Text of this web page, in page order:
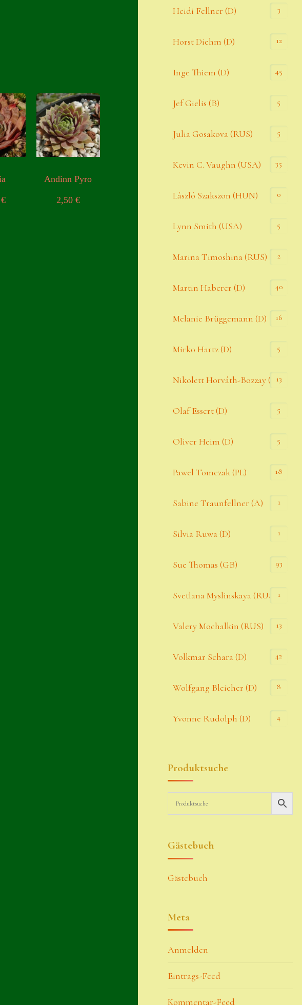
Widerrufsbelehrung
Zahlung
Zahlungs- & Versandinfos
Zubehör
€
Andinn Pyro
2,50 €
Heidi Fellner (D) 3
Horst Diehm (D) 12
Inge Thiem (D) 45
Jef Gielis (B) 5
Julia Gosakova (RUS) 5
Kevin C. Vaughn (USA) 35
László Szakszon (HUN) 0
Lynn Smith (USA) 5
Marina Timoshina (RUS) 2
Martin Haberer (D) 40
Melanie Brüggemann (D) 16
Mirko Hartz (D) 5
Nikolett Horváth-Bozzay (A)13
Olaf Essert (D) 5
Oliver Heim (D) 5
Pawel Tomczak (PL) 18
Sabine Traunfellner (A) 1
Silvia Ruwa (D) 1
Sue Thomas (GB) 93
Svetlana Myslinskaya (RUS) 1
Valery Mochalkin (RUS) 13
Volkmar Schara (D) 42
Wolfgang Bleicher (D) 8
Yvonne Rudolph (D) 4
Produktsuche
Gästebuch
Gästebuch
Meta
Anmelden
Eintrags-Feed
Kommentar-Feed